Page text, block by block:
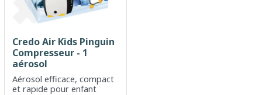
Credo Air Kids Pinguin
Compresseur - 1
aérosol
Aérosol efficace, compact
et rapide pour enfant